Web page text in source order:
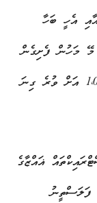
އެހީ ބަހާ
މޭ މަހުން ފެށިގެން
ޖީއެޗްއެފްގެ ސައިޓުތަކުން އެހީ ހޯދަން އުޅުނު 1،000 އަށް ވުރެ ގިނަ
ޣައްޒާގެ
އެކި ސަރަހައްދުތަކުގައި ކުރިއަށްދާއިރު، އިތުރު 15 ފަލަސްތީނު